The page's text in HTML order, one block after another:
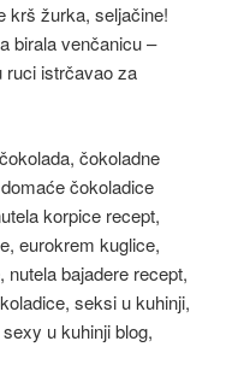
krš žurka, seljačine!
birala venčanicu –
ruci istrčavao za